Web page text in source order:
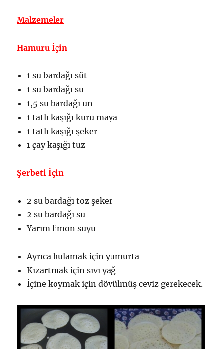
Malzemeler
Hamuru İçin
1 su bardağı süt
1 su bardağı su
1,5 su bardağı un
1 tatlı kaşığı kuru maya
1 tatlı kaşığı şeker
1 çay kaşığı tuz
Şerbeti İçin
2 su bardağı toz şeker
2 su bardağı su
Yarım limon suyu
Ayrıca bulamak için yumurta
Kızartmak için sıvı yağ
İçine koymak için dövülmüş ceviz gerekecek.